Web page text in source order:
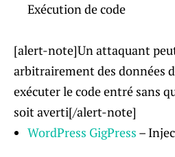
Exécution de code
[alert-note]Un attaquant
arbitrairement des données
exécuter le code entré sans
soit averti[/alert-note]
WordPress GigPress –